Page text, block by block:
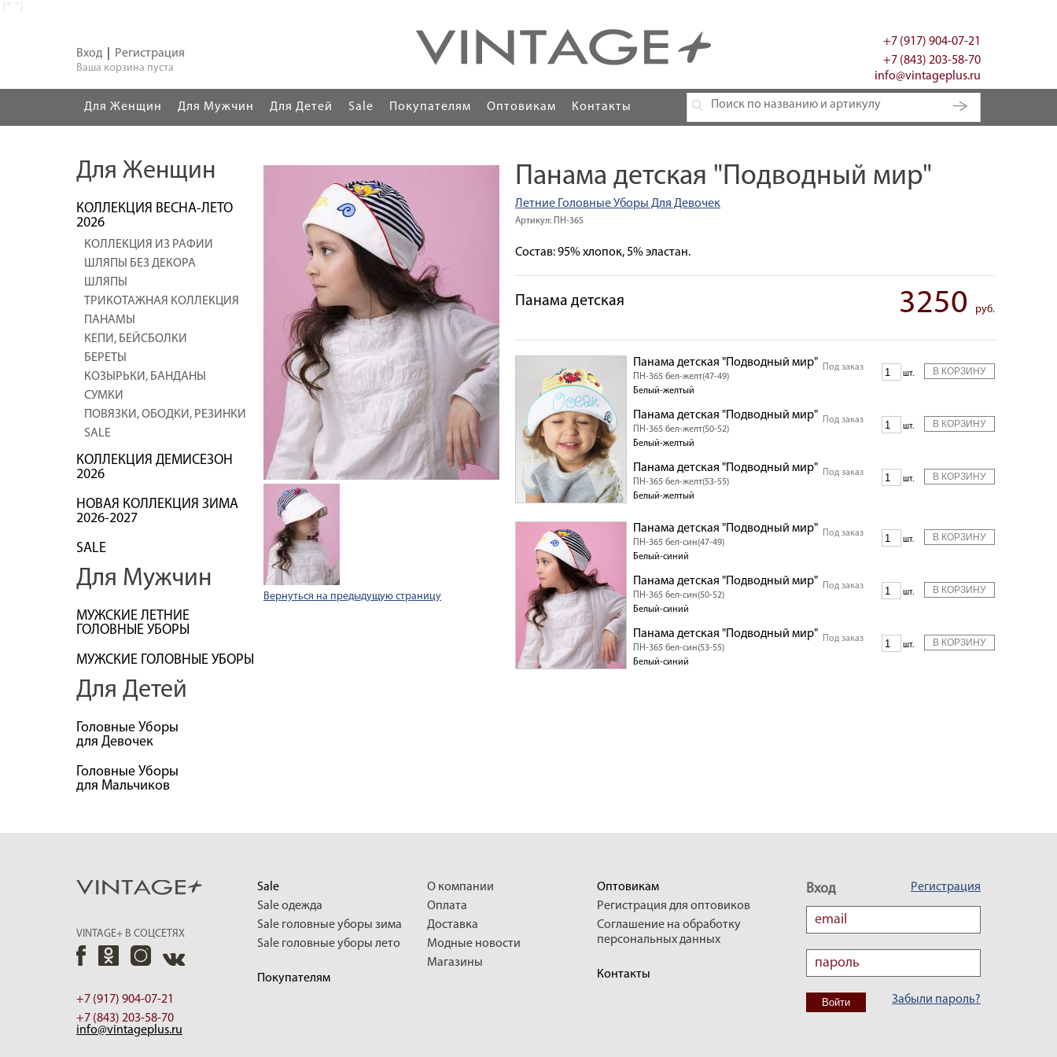
Вход Регистрация
Ваша корзина пуста
+7 (917) 904-07-21
+7 (843) 203-58-70
info@vintageplus.ru
Для Женщин Для Мужчин Для Детей Sale Покупателям Оптовикам Контакты
Для Женщин
КОЛЛЕКЦИЯ ВЕСНА-ЛЕТО
2026
КОЛЛЕКЦИЯ ИЗ РАФИИ
ШЛЯПЫ БЕЗ ДЕКОРА
ШЛЯПЫ
ТРИКОТАЖНАЯ КОЛЛЕКЦИЯ
ПАНАМЫ
КЕПИ, БЕЙСБОЛКИ
БЕРЕТЫ
КОЗЫРЬКИ, БАНДАНЫ
СУМКИ
ПОВЯЗКИ, ОБОДКИ, РЕЗИНКИ
SALE
КОЛЛЕКЦИЯ ДЕМИСЕЗОН
2026
НОВАЯ КОЛЛЕКЦИЯ ЗИМА
2026-2027
SALE
Для Мужчин
МУЖСКИЕ ЛЕТНИЕ
ГОЛОВНЫЕ УБОРЫ
МУЖСКИЕ ГОЛОВНЫЕ УБОРЫ
Для Детей
Головные Уборы
для Девочек
Головные Уборы
для Мальчиков
Вернуться на предыдущую страницу
Панама детская "Подводный мир"
Летние Головные Уборы Для Девочек
Артикул: ПН-365
Состав: 95% хлопок, 5% эластан.
Панама детская 3250 руб.
Панама детская "Подводный мир"
ПН-365 бел-желт(47-49)
Белый-желтый
Под заказ
шт.
Панама детская "Подводный мир"
ПН-365 бел-желт(50-52)
Белый-желтый
Под заказ
шт.
Панама детская "Подводный мир"
ПН-365 бел-желт(53-55)
Белый-желтый
Под заказ
шт.
Панама детская "Подводный мир"
ПН-365 бел-син(47-49)
Белый-синий
Под заказ
шт.
Панама детская "Подводный мир"
ПН-365 бел-син(50-52)
Белый-синий
Под заказ
шт.
Панама детская "Подводный мир"
ПН-365 бел-син(53-55)
Белый-синий
Под заказ
шт.
VINTAGE+ В СОЦСЕТЯХ
+7 (917) 904-07-21
+7 (843) 203-58-70
info@vintageplus.ru
Sale
Sale одежда
Sale головные уборы зима
Sale головные уборы лето
Покупателям
О компании
Оплата
Доставка
Модные новости
Магазины
Оптовикам
Регистрация для оптовиков
Соглашение на обработку
персональных данных
Контакты
Вход Регистрация
Забыли пароль?